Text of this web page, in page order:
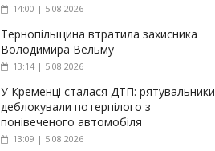
14:00 | 5.08.2026
Тернопільщина втратила захисника
Володимира Вельму
13:14 | 5.08.2026
У Кременці сталася ДТП: рятувальники
деблокували потерпілого з
понівеченого автомобіля
13:09 | 5.08.2026